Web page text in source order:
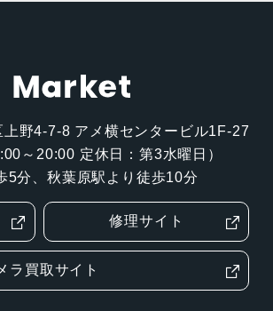
上野4-7-8 アメ横センタービル1F-27
～20:00 定休日：第3水曜日）
5分、秋葉原駅より徒歩10分
修理サイト
ラ買取サイト